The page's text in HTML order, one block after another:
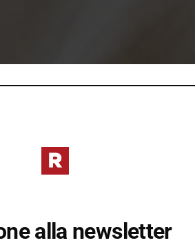
alla newsletter